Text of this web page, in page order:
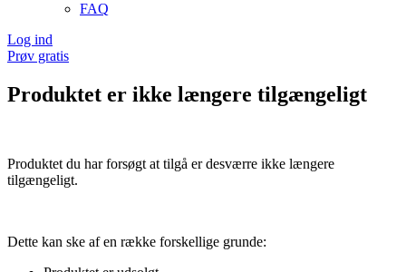
FAQ
Log ind
Prøv gratis
Produktet er ikke længere tilgængeligt
Produktet du har forsøgt at tilgå er desværre ikke længere
tilgængeligt.
Dette kan ske af en række forskellige grunde: